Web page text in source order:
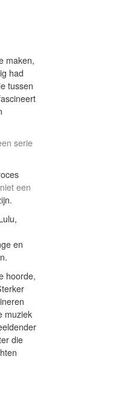
maken,
had
tussen
serie
een
en
hoorde,
muziek
die